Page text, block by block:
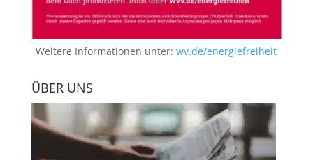
Weitere Informationen unter:wv.de/energiefreiheit
ÜBER UNS